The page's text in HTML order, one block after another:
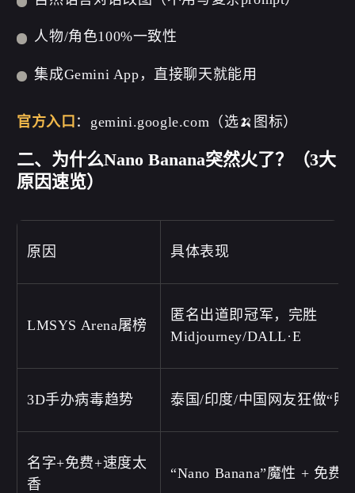
人物/角色100%一致性
集成Gemini App，直接聊天就能用
官方入口 ：gemini.google.com（选🍌图标）
二、为什么Nano Banana突然火了？（3大
原因速览）
原因 具体表现
LMSYS Arena屠榜
匿名出道即冠军，完胜
Midjourney/DALL·E
3D手办病毒趋势 泰国/印度/中国网友狂做“照
名字+免费+速度太
香
“Nano Banana”魔性 + 免费